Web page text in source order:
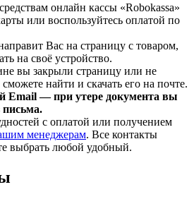
онлайн кассы «Robokassa»
или воспользуйтесь оплатой по
Вас на страницу с товаром,
на своё устройство.
вы закрыли страницу или не
сможете найти и скачать его на почте.
Email — при утере документа вы
письма.
с оплатой или получением
менеджерам. Все контакты
выбрать любой удобный.